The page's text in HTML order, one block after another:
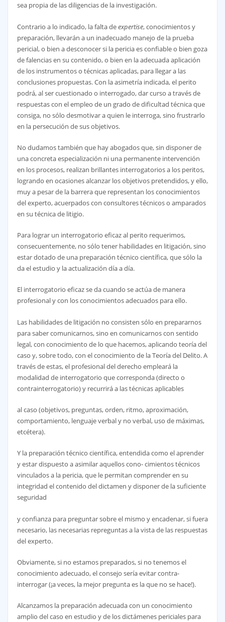
sea propia de las diligencias de la investigación.
Contrario a lo indicado, la falta deexpertise, conocimientos y
preparación, llevarán a un inadecuado manejo de la prueba
pericial, o bien a desconocer si la pericia es confiable o bien goza
de falencias en su contenido, o bien en la adecuada aplicación
de los instrumentos o técnicas aplicadas, para llegar a las
conclusiones propuestas. Con la asimetría indicada, el perito
podrá, al ser cuestionado o interrogado, dar curso a través de
respuestas con el empleo de un grado de dificultad técnica que
consiga, no sólo desmotivar a quien le interroga, sino frustrarlo
en la persecución de sus objetivos.
No dudamos también que hay abogados que, sin disponer de
una concreta especialización ni una permanente intervención
en los procesos, realizan brillantes interrogatorios a los peritos,
logrando en ocasiones alcanzar los objetivos pretendidos, y ello,
muy a pesar de la barrera que representan los conocimientos
del experto, acuerpados con consultores técnicos o amparados
en su técnica de litigio.
Para lograr un interrogatorio eficaz al perito requerimos,
consecuentemente, no sólo tener habilidades en litigación, sino
estar dotado de una preparación técnico científica, que sólo la
da el estudio y la actualización día a día.
El interrogatorio eficaz se da cuando se actúa de manera
profesional y con los conocimientos adecuados para ello.
Las habilidades de litigación no consisten sólo en prepararnos
para saber comunicarnos, sino en comunicarnos con sentido
legal, con conocimiento de lo que hacemos, aplicando teoría del
caso y, sobre todo, con el conocimiento de la Teoría del Delito. A
través de estas, el profesional del derecho empleará la
modalidad de interrogatorio que corresponda (directo o
contrainterrogatorio) y recurrirá a las técnicas aplicables
al caso (objetivos, preguntas, orden, ritmo, aproximación,
comportamiento, lenguaje verbal y no verbal, uso de máximas,
etcétera).
Y la preparación técnico científica, entendida como el aprender
y estar dispuesto a asimilar aquellos cono- cimientos técnicos
vinculados a la pericia, que le permitan comprender en su
integridad el contenido del dictamen y disponer de la suficiente
seguridad
y confianza para preguntar sobre el mismo y encadenar, si fuera
necesario, las necesarias repreguntas a la vista de las respuestas
del experto.
Obviamente, si no estamos preparados, si no tenemos el
conocimiento adecuado, el consejo sería evitar contra-
interrogar (¡a veces, la mejor pregunta es la que no se hace!).
Alcanzamos la preparación adecuada con un conocimiento
amplio del caso en estudio y de los dictámenes periciales para